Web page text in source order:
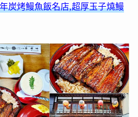
炭烤鰻魚飯名店,超厚玉子燒鰻